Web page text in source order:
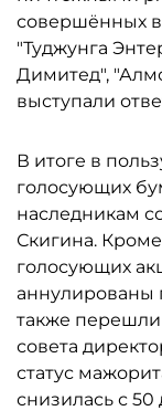
совершённых в
"Туджунга
Димитед",
выступали
В итоге в
голосующих
наследникам
Скигина. Кроме
голосующих
аннулированы
также перешли
совета
статус
снизилась с 50